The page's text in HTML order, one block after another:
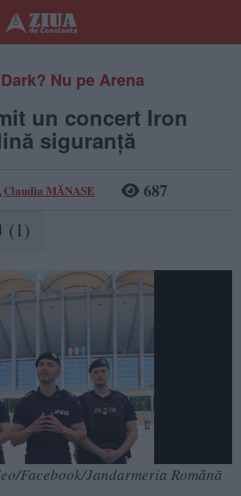
Nu pe Arena
un concert Iron
siguranță
Claudia MĂNASE 687
(1)
Facebook/Jandarmeria Română